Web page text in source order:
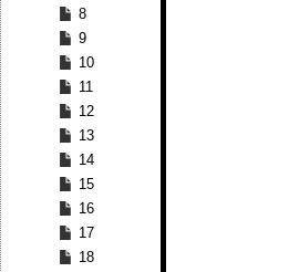
8
9
10
11
12
13
14
15
16
17
18